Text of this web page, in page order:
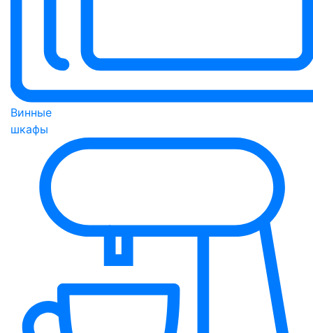
Винные
шкафы